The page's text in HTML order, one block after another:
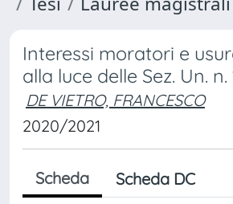
Interessi moratori e
alla luce delle Sez. Un.
DE VIETRO, FRANCESCO
2020/2021
Scheda Scheda DC